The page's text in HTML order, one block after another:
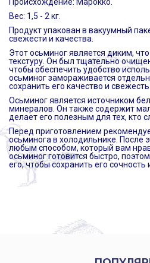
Происхождение: Марокко.
Вес: 1,5 - 2 кг.
Продукт упакован в вакуумный
свежести и качества.
Этот осьминог является диким,
текстуру. Он был тщательно
чтобы обеспечить удобство
осьминог замораживается
сохранить его качество и свежесть.
Осьминог является источником
минералов. Он также содержит
делает его полезным для тех, кто
Перед приготовлением
осьминога в холодильнике. После
любым способом, который вам
осьминог готовится быстро,
его, чтобы сохранить его сочность